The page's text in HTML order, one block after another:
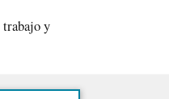
trabajo y